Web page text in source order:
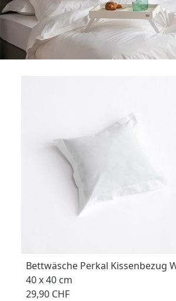
Bettwäsche Perkal Kissenbezug
40 x 40 cm
29,90 CHF